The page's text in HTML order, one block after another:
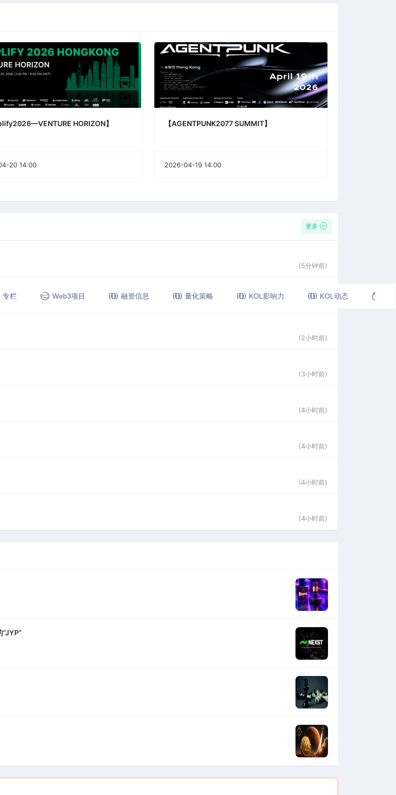
专栏 Web3项目 融资信息 量化策略 KOL影响力 KOL动态
HORIZON】
20 14:00
【AGENTPUNK2077 SUMMIT】
2026-04-19 14:00
更多
(5分钟前)
(17分钟前)
(2小时前)
(3小时前)
(4小时前)
(4小时前)
(4小时前)
(4小时前)